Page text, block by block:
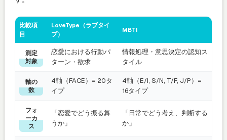
比較項
目
LoveType（ラブタイ
プ）
MBTI
測定
対象
恋愛における行動パ
ターン・欲求
情報処理・意思決定の認知ス
タイル
軸の
数
4軸（FACE）= 20タ
イプ
4軸（E/I, S/N, T/F, J/P）=
16タイプ
フォ
ーカ
ス
「恋愛でどう振る舞
うか」
「日常でどう考え、判断する
か」